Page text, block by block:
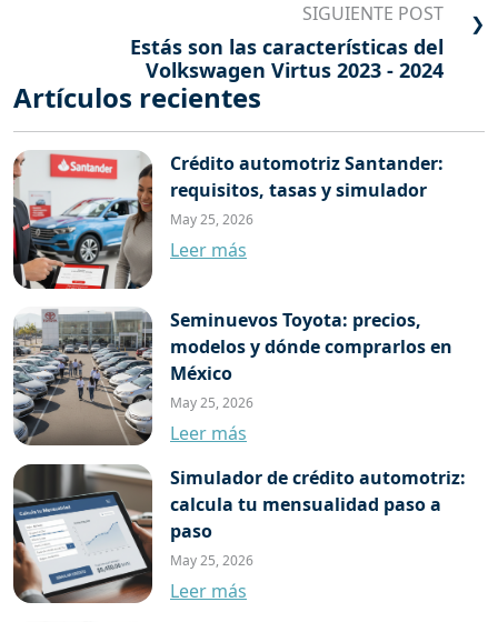
SIGUIENTE POST
Estás son las características del
Volkswagen Virtus 2023 - 2024
❯
Artículos recientes
Crédito automotriz Santander:
requisitos, tasas y simulador
May 25, 2026
Leer más
Seminuevos Toyota: precios,
modelos y dónde comprarlos en
México
May 25, 2026
Leer más
Simulador de crédito automotriz:
calcula tu mensualidad paso a
paso
May 25, 2026
Leer más